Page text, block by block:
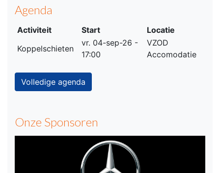
Agenda
Activiteit Start
Locatie
Koppelschieten
vr. 04-sep-26 -
17:00
VZOD
Accomodatie
Volledige agenda
Onze Sponsoren